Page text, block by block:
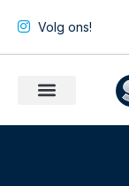
Volg ons!